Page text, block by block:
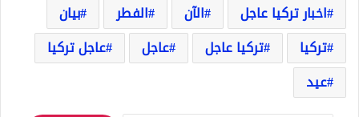
اخبار تركيا عاجل
الآن الفطر
بيان
تركيا
تركيا عاجل عاجل
عاجل تركيا
عيد